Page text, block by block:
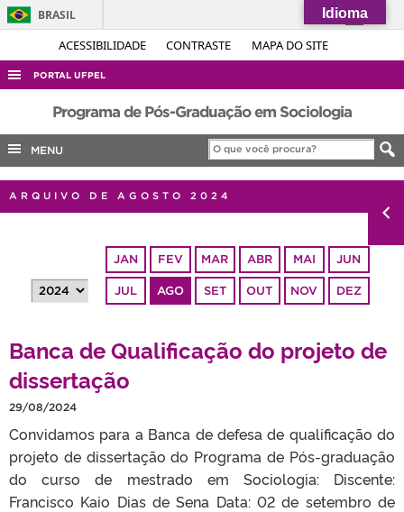
ACESSIBILIDADE CONTRASTE MAPA DO SITE
BRASIL
Simplifique!
Acesso à informação
Legislação
Canais
PORTAL UFPEL
ACESSO À INFORMAÇÃO
AUDITORIA
COBALTO
CONCURSOS
OUVIDORIA
TELEFONES
Programa de Pós-Graduação em Sociologia
MENU
ARQUIVO DE AGOSTO 2024
JAN FEV MAR ABR MAI JUN
JUL AGO SET OUT NOV DEZ
Banca de Qualificação do projeto de
dissertação
29/08/2024
Convidamos para a Banca de defesa de qualificação do
projeto de dissertação do Programa de Pós-graduação
do curso de mestrado em Sociologia: Discente:
Francisco Kaio Dias de Sena Data: 02 de setembro de
Idioma